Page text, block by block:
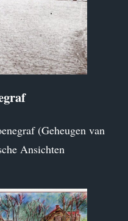
(Geheugen van
Ansichten